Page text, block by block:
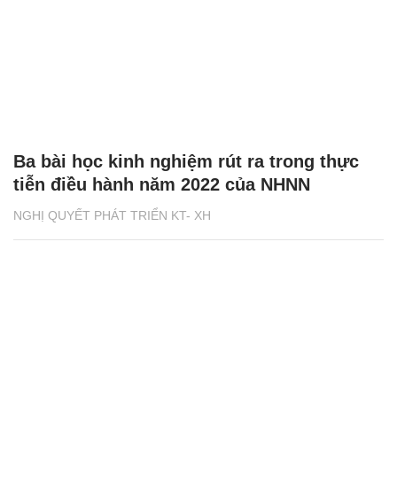
NGHỊ QUYẾT PHÁT TRIỂN KT- XH
Ba bài học kinh nghiệm rút ra trong thực
tiễn điều hành năm 2022 của NHNN